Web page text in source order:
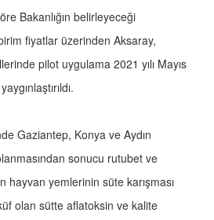
Bakanlığın belirleyeceği
fiyatlar üzerinden Aksaray,
pilot uygulama 2021 yılı Mayıs
Gaziantep, Konya ve Aydın
sonucu rutubet ve
hayvan yemlerinin süte karışması
olan sütte aflatoksin ve kalite